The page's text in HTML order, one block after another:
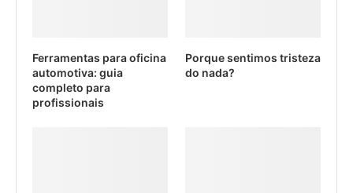
Ferramentas para oficina
automotiva: guia
completo para
profissionais
Porque sentimos tristeza
do nada?